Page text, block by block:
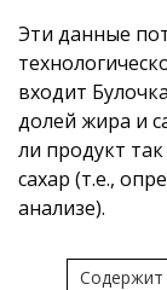
Эти данные
входит
долей жира и
ли продукт
сахар (т.е.,
анализе).